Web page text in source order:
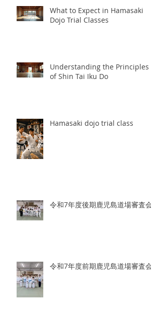
What to Expect in Hamasaki
Dojo Trial Classes
Understanding the Principles
of Shin Tai Iku Do
Hamasaki dojo trial class
令和7年度後期鹿児島道場審査会
令和7年度前期鹿児島道場審査会